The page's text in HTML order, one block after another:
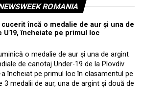
ROMANIA
cucerit încă o medalie de aur și una de
U19, încheiate pe primul loc
o medalie de aur și una de argint
de canotaj Under-19 de la Plovdiv
încheiat pe primul loc în clasamentul pe
3 medalii de aur, una de argint și două de